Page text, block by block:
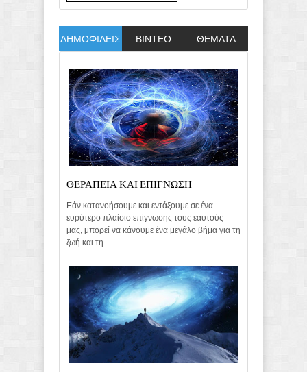
ΔΗΜΟΦΙΛΕΙΣ ΒΙΝΤΕΟ ΘΕΜΑΤΑ
ΘΕΡΑΠΕΙΑ ΚΑΙ ΕΠΙΓΝΩΣΗ
Εάν κατανοήσουμε και εντάξουμε σε ένα
ευρύτερο πλαίσιο επίγνωσης τους εαυτούς
μας, μπορεί να κάνουμε ένα μεγάλο βήμα για τη
ζωή και τη...